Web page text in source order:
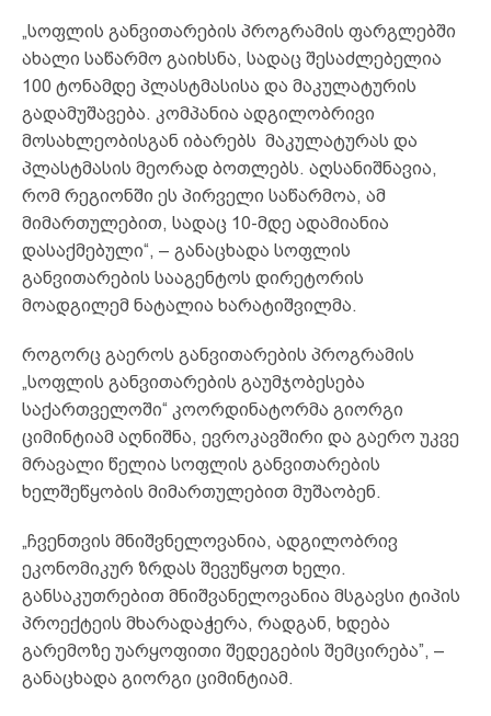
„სოფლის განვითარების პროგრამის ფარგლებში
ახალი საწარმო გაიხსნა, სადაც შესაძლებელია
100 ტონამდე პლასტმასისა და მაკულატურის
გადამუშავება. კომპანია ადგილობრივი
მოსახლეობისგან იბარებს მაკულატურას და
პლასტმასის მეორად ბოთლებს. აღსანიშნავია,
რომ რეგიონში ეს პირველი საწარმოა, ამ
მიმართულებით, სადაც 10-მდე ადამიანია
დასაქმებული“, – განაცხადა სოფლის
განვითარების სააგენტოს დირეტორის
მოადგილემ ნატალია ხარატიშვილმა.
როგორც გაეროს განვითარების პროგრამის
„სოფლის განვითარების გაუმჯობესება
საქართველოში“ კოორდინატორმა გიორგი
ციმინტიამ აღნიშნა, ევროკავშირი და გაერო უკვე
მრავალი წელია სოფლის განვითარების
ხელშეწყობის მიმართულებით მუშაობენ.
„ჩვენთვის მნიშვნელოვანია, ადგილობრივ
ეკონომიკურ ზრდას შევუწყოთ ხელი.
განსაკუთრებით მნიშვანელოვანია მსგავსი ტიპის
პროექტეის მხარადაჭერა, რადგან, ხდება
გარემოზე უარყოფითი შედეგების შემცირება”, –
განაცხადა გიორგი ციმინტიამ.